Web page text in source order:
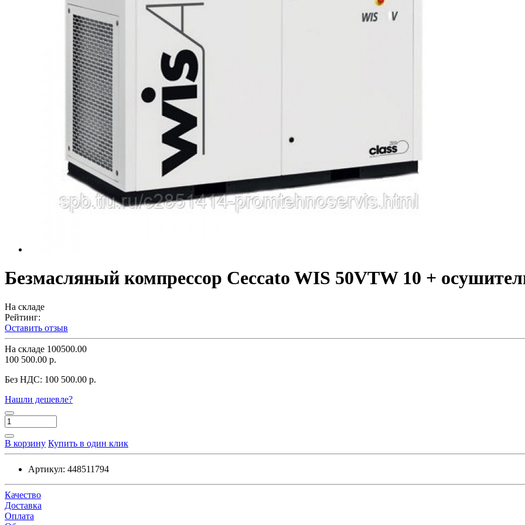
Безмасляный компрессор Ceccato WIS 50VTW 10 +
На складе
Рейтинг:
Оставить отзыв
На складе 100500.00
100 500.00 р.
Без НДС: 100 500.00 р.
Нашли дешевле?
В корзину Купить в один клик
Артикул: 448511794
Качество
Доставка
Оплата